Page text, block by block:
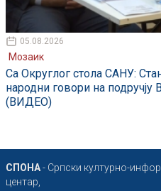
05.08.2026
Мозаик
Са Округлог стола САНУ:
народни говори на подручју
(ВИДЕО)
СПОНА- Српски културно-
центар,